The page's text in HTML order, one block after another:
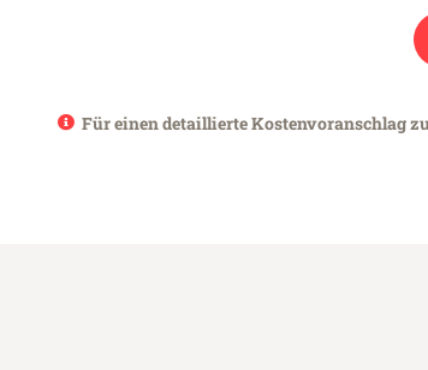
Für einen detaillierte Kostenvoranschlag